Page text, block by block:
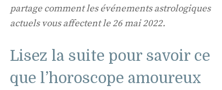
partage comment les événements astrologiques
actuels vous affectent le 26 mai 2022.
Lisez la suite pour savoir ce
que l’horoscope amoureux